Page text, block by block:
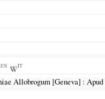
EN IT
Allobrogum [Geneva] :